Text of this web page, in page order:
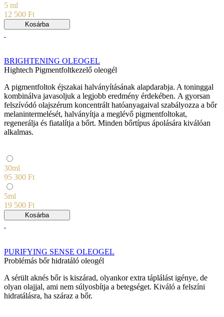
5 ml
12 500 Ft
Kosárba
BRIGHTENING OLEOGEL
Hightech Pigmentfoltkezelő oleogél
A pigmentfoltok éjszakai halványításának alapdarabja. A toninggal
kombinálva javasoljuk a legjobb eredmény érdekében. A gyorsan
felszívódó olajszérum koncentrált hatóanyagaival szabályozza a bőr
melanintermelését, halványítja a meglévő pigmentfoltokat,
regenerálja és fiatalítja a bőrt. Minden bőrtípus ápolására kiválóan
alkalmas.
30ml
95 300 Ft
5ml
19 500 Ft
Kosárba
PURIFYING SENSE OLEOGEL
Problémás bőr hidratáló oleogél
A sérült aknés bőr is kiszárad, olyankor extra táplálást igénye, de
olyan olajjal, ami nem súlyosbítja a betegséget. Kiváló a felszíni
hidratálásra, ha száraz a bőr.